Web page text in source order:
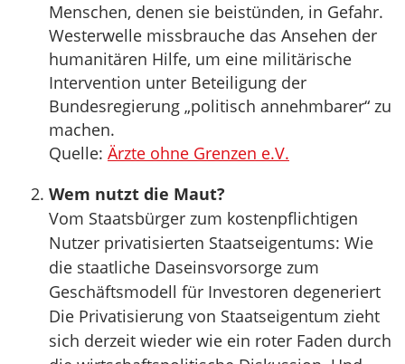
Menschen, denen sie beistünden, in Gefahr.
Westerwelle missbrauche das Ansehen der
humanitären Hilfe, um eine militärische
Intervention unter Beteiligung der
Bundesregierung „politisch annehmbarer“ zu
machen.
Quelle: Ärzte ohne Grenzen e.V.
Wem nutzt die Maut?
Vom Staatsbürger zum kostenpflichtigen
Nutzer privatisierten Staatseigentums: Wie
die staatliche Daseinsvorsorge zum
Geschäftsmodell für Investoren degeneriert
Die Privatisierung von Staatseigentum zieht
sich derzeit wieder wie ein roter Faden durch